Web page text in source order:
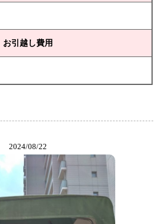
お引越し費用
2024/08/22